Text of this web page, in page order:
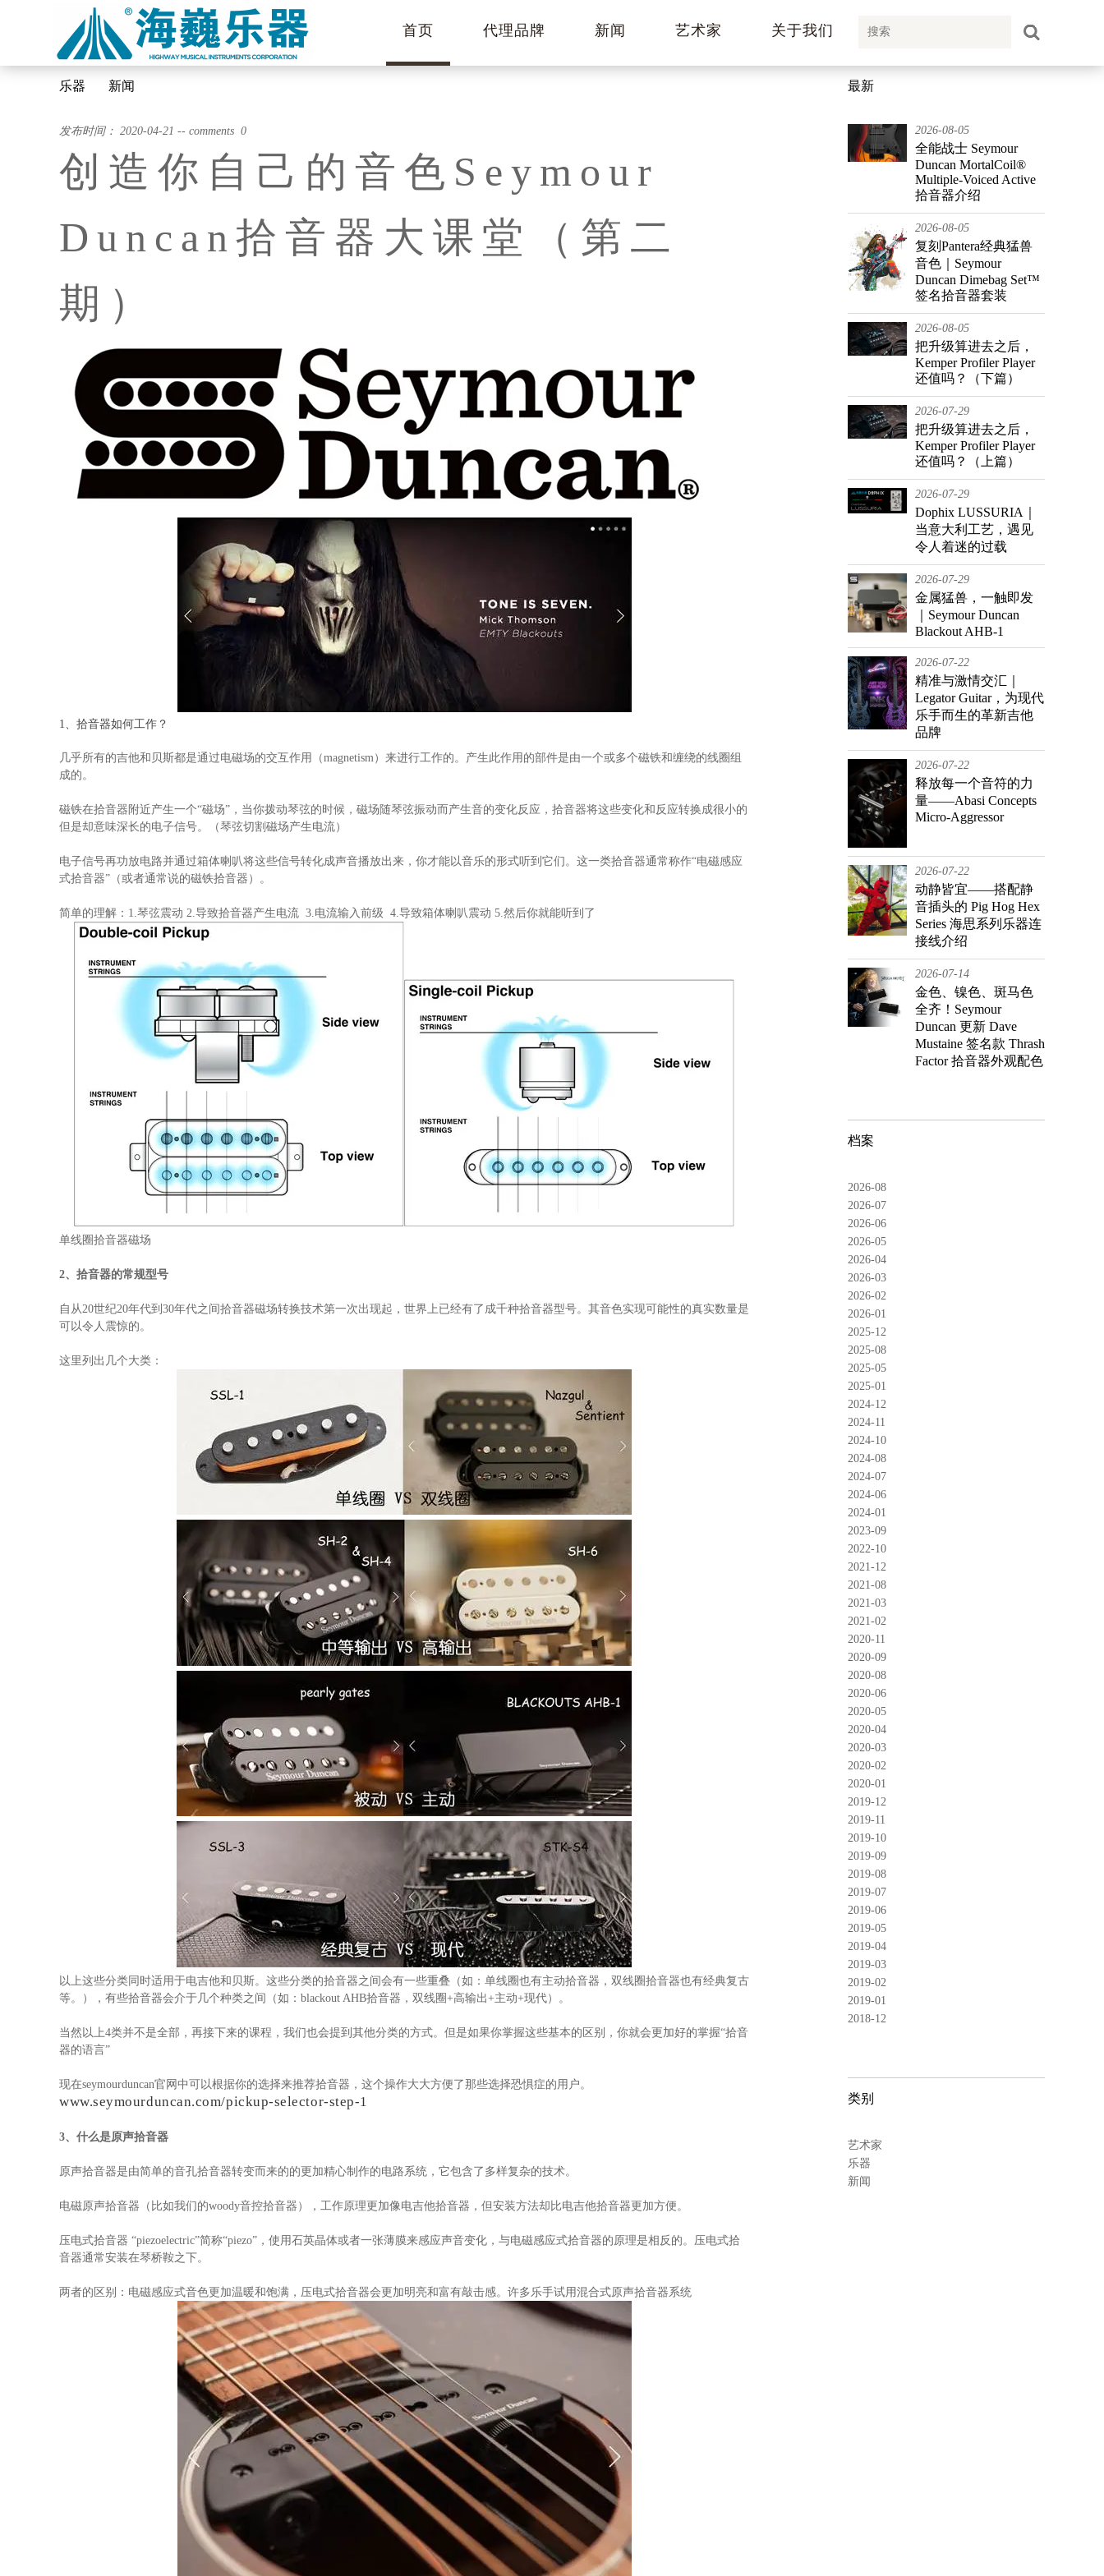
首页 代理品牌 新闻 艺术家 关于我们
乐器 新闻
发布时间： 2020-04-21 -- comments 0
创造你自己的音色Seymour
Duncan拾音器大课堂（第二
期）
1、拾音器如何工作？
几乎所有的吉他和贝斯都是通过电磁场的交互作用（magnetism）来进行工作的。产生此作用的部件是由一个或多个磁铁和缠绕的线圈组
成的。
磁铁在拾音器附近产生一个“磁场”，当你拨动琴弦的时候，磁场随琴弦振动而产生音的变化反应，拾音器将这些变化和反应转换成很小的
但是却意味深长的电子信号。（琴弦切割磁场产生电流）
电子信号再功放电路并通过箱体喇叭将这些信号转化成声音播放出来，你才能以音乐的形式听到它们。这一类拾音器通常称作“电磁感应
式拾音器”（或者通常说的磁铁拾音器）。
简单的理解：1.琴弦震动 2.导致拾音器产生电流 3.电流输入前级 4.导致箱体喇叭震动 5.然后你就能听到了
单线圈拾音器磁场
2、拾音器的常规型号
自从20世纪20年代到30年代之间拾音器磁场转换技术第一次出现起，世界上已经有了成千种拾音器型号。其音色实现可能性的真实数量是
可以令人震惊的。
这里列出几个大类：
以上这些分类同时适用于电吉他和贝斯。这些分类的拾音器之间会有一些重叠（如：单线圈也有主动拾音器，双线圈拾音器也有经典复古
等。），有些拾音器会介于几个种类之间（如：blackout AHB拾音器，双线圈+高输出+主动+现代）。
当然以上4类并不是全部，再接下来的课程，我们也会提到其他分类的方式。但是如果你掌握这些基本的区别，你就会更加好的掌握“拾音
器的语言”
现在seymourduncan官网中可以根据你的选择来推荐拾音器，这个操作大大方便了那些选择恐惧症的用户。
www.seymourduncan.com/pickup-selector-step-1
3、什么是原声拾音器
原声拾音器是由简单的音孔拾音器转变而来的的更加精心制作的电路系统，它包含了多样复杂的技术。
电磁原声拾音器（比如我们的woody音控拾音器），工作原理更加像电吉他拾音器，但安装方法却比电吉他拾音器更加方便。
压电式拾音器 “piezoelectric”简称“piezo”，使用石英晶体或者一张薄膜来感应声音变化，与电磁感应式拾音器的原理是相反的。压电式拾
音器通常安装在琴桥鞍之下。
两者的区别：电磁感应式音色更加温暖和饱满，压电式拾音器会更加明亮和富有敲击感。许多乐手试用混合式原声拾音器系统
最新
2026-08-05
全能战士 Seymour
Duncan MortalCoil®
Multiple-Voiced Active
拾音器介绍
2026-08-05
复刻Pantera经典猛兽
音色｜Seymour
Duncan Dimebag Set™
签名拾音器套装
2026-08-05
把升级算进去之后，
Kemper Profiler Player
还值吗？（下篇）
2026-07-29
把升级算进去之后，
Kemper Profiler Player
还值吗？（上篇）
2026-07-29
Dophix LUSSURIA｜
当意大利工艺，遇见
令人着迷的过载
2026-07-29
金属猛兽，一触即发
｜Seymour Duncan
Blackout AHB-1
2026-07-22
精准与激情交汇｜
Legator Guitar，为现代
乐手而生的革新吉他
品牌
2026-07-22
释放每一个音符的力
量——Abasi Concepts
Micro-Aggressor
2026-07-22
动静皆宜——搭配静
音插头的 Pig Hog Hex
Series 海思系列乐器连
接线介绍
2026-07-14
金色、镍色、斑马色
全齐！Seymour
Duncan 更新 Dave
Mustaine 签名款 Thrash
Factor 拾音器外观配色
档案
2026-08
2026-07
2026-06
2026-05
2026-04
2026-03
2026-02
2026-01
2025-12
2025-08
2025-05
2025-01
2024-12
2024-11
2024-10
2024-08
2024-07
2024-06
2024-01
2023-09
2022-10
2021-12
2021-08
2021-03
2021-02
2020-11
2020-09
2020-08
2020-06
2020-05
2020-04
2020-03
2020-02
2020-01
2019-12
2019-11
2019-10
2019-09
2019-08
2019-07
2019-06
2019-05
2019-04
2019-03
2019-02
2019-01
2018-12
类别
艺术家
乐器
新闻